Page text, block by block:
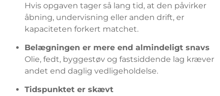
Hvis opgaven tager så lang tid, at den påvirker
åbning, undervisning eller anden drift, er
kapaciteten forkert matchet.
Belægningen er mere end almindeligt snavs
Olie, fedt, byggestøv og fastsiddende lag kræver
andet end daglig vedligeholdelse.
Tidspunktet er skævt